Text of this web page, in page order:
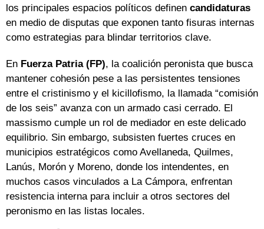
los principales espacios políticos definen candidaturas
en medio de disputas que exponen tanto fisuras internas
como estrategias para blindar territorios clave.
En Fuerza Patria (FP), la coalición peronista que busca
mantener cohesión pese a las persistentes tensiones
entre el cristinismo y el kicillofismo, la llamada “comisión
de los seis” avanza con un armado casi cerrado. El
massismo cumple un rol de mediador en este delicado
equilibrio. Sin embargo, subsisten fuertes cruces en
municipios estratégicos como Avellaneda, Quilmes,
Lanús, Morón y Moreno, donde los intendentes, en
muchos casos vinculados a La Cámpora, enfrentan
resistencia interna para incluir a otros sectores del
peronismo en las listas locales.